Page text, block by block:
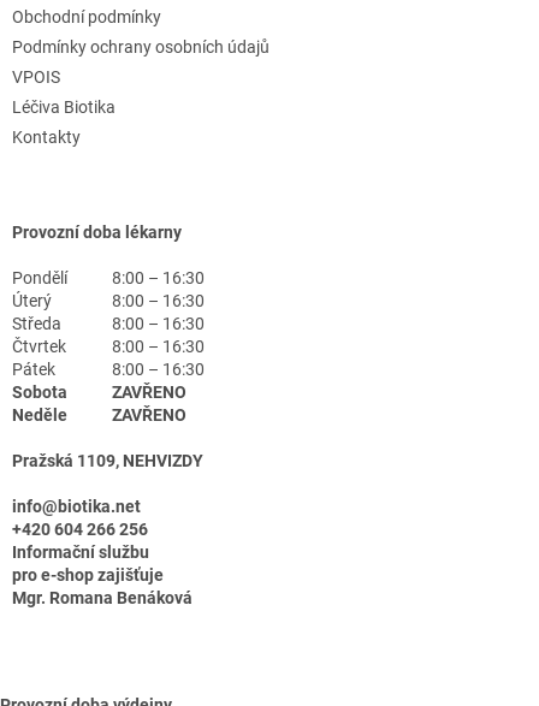
Obchodní podmínky
Podmínky ochrany osobních údajů
VPOIS
Léčiva Biotika
Kontakty
Provozní doba lékarny
Pondělí
8:00 – 16:30
Úterý
8:00 – 16:30
Středa
8:00 – 16:30
Čtvrtek
8:00 – 16:30
Pátek
8:00 – 16:30
Sobota
ZAVŘENO
Neděle
ZAVŘENO
Pražská 1109, NEHVIZDY
info@biotika.net
+420 604 266 256
Informační službu
pro e-shop zajišťuje
Mgr. Romana Benáková